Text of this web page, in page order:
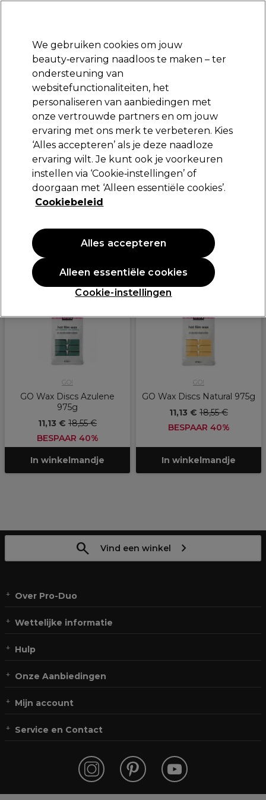
Aanmelden
Merken Deals Haar Elektra
Volgende dag geleverd*
Na verzending, maandag t/m vrijdag
Merken Go!
Go!
Sorteren op:Populariteit
PROMOTIE
GO!
GO Wax Discs Azulene
975g
11,13 € 18,55 €
BESPAAR 40%
In winkelmandje
PROMOTIE
GO!
GO Wax Discs Natural 975g
11,13 € 18,55 €
BESPAAR 40%
In winkelmandje
Vind een winkel
Over Pro-Duo
Wettelijke informatie
Hulp
Onze Aanbiedingen
Mijn account
Service en Contact
We gebruiken cookies om jouw
beauty‑ervaring naadloos te maken – ter
ondersteuning van
websitefunctionaliteiten, het
personaliseren van aanbiedingen met
onze vertrouwde partners en om jouw
ervaring met ons merk te verbeteren. Kies
‘Alles accepteren’ als je deze naadloze
ervaring wilt. Je kunt ook je voorkeuren
instellen via ‘Cookie‑instellingen’ of
doorgaan met ‘Alleen essentiële cookies’.
Cookiebeleid
Cookie-instellingen
Alleen essentiële cookies
Alles accepteren